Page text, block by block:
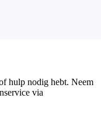
hulp nodig hebt. Neem
via